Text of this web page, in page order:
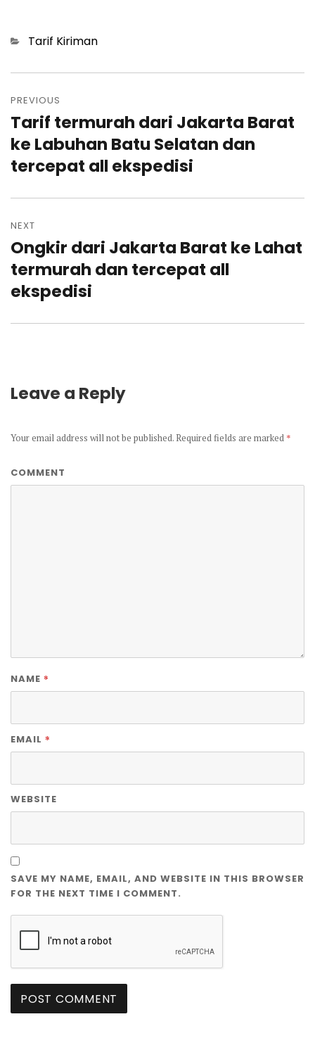
Categories
Tarif Kiriman
navigation
PREVIOUS
Previous
post:
Tarif termurah dari Jakarta Barat
ke Labuhan Batu Selatan dan
tercepat all ekspedisi
NEXT
Next
post:
Ongkir dari Jakarta Barat ke Lahat
termurah dan tercepat all
ekspedisi
Leave a Reply
Your email address will not be published. Required fields are marked *
COMMENT
NAME *
EMAIL *
WEBSITE
SAVE MY NAME, EMAIL, AND WEBSITE IN THIS BROWSER
FOR THE NEXT TIME I COMMENT.